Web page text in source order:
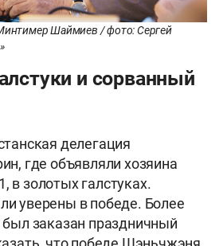
Шаймиев / фото: Сергей
и сорванный
делегация
где объявляли хозяина
в золотых галстуках.
уверены в победе. Более
был заказан праздничный